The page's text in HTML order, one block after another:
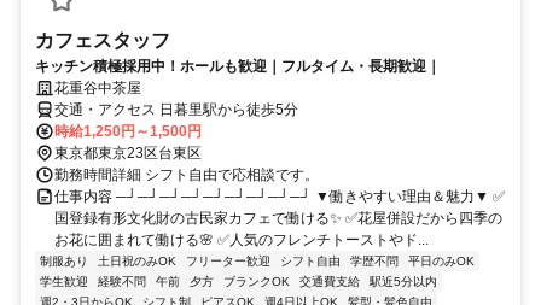
カフェスタッフ
キッチン積極採用中！ホールも歓迎｜フルタイム・長期歓迎｜
花重谷中茶屋
交通・アクセス 日暮里駅から徒歩5分
時給1,250円～1,500円
東京都東京23区台東区
勤務時間詳細 シフト自由で応相談です。
仕事内容 ─┘─┘─┘─┘─┘─┘─┘─┘─┘ ▼働きやすい理由＆魅力▼ ✅
国登録有形文化財の古民家カフェで働ける✨ ✅花屋併設だから四季の
お花に囲まれて働ける🌸 ✅人気のフレンチトーストやド...
制服あり 土日祝のみOK フリーター歓迎 シフト自由 学歴不問
平日のみOK
学生歓迎
経験不問 午前 夕方 ブランクOK 交通費支給
駅近5分以内
週2・3日からOK
シフト制 ピアスOK 週4日以上OK 髪型・髪色自由